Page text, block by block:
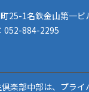
25-1名鉄金山第一ビ
052-884-2295
楽部中部は、プラ